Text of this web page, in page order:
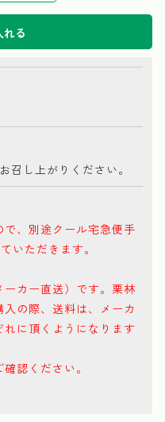
れる
し上がりください。
、別途クール宅急便手
いただきます。
ーカー直送）です。栗林
の際、送料は、メーカ
に頂くようになります
確認ください。